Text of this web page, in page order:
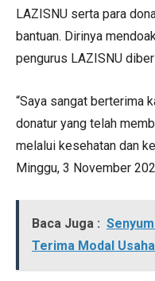
LAZISNU serta para
bantuan. Dirinya
pengurus LAZISNU
“Saya sangat berterima
donatur yang telah
melalui kesehatan dan
Minggu, 3 November
Baca Juga :
Terima Modal